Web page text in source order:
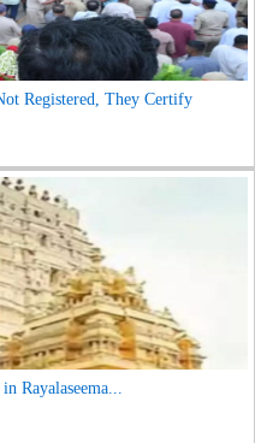
Registered, They Certify
Rayalaseema...